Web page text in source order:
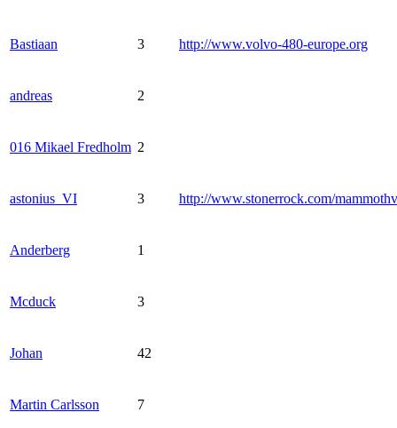
Bastiaan 3 http://www.volvo-480-europe.org
andreas 2
016 Mikael Fredholm 2
astonius_VI 3 http://www.stonerrock.com/
Anderberg 1
Mcduck 3
Johan 42
Martin Carlsson 7